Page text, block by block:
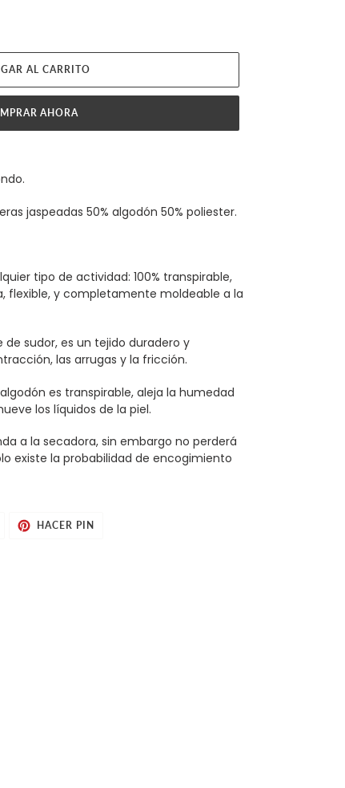
AL CARRITO
AHORA
jaspeadas 50% algodón 50% poliester.
tipo de actividad: 100% transpirable,
flexible, y completamente moldeable a la
sudor, es un tejido duradero y
las arrugas y la fricción.
es transpirable, aleja la humedad
los líquidos de la piel.
a la secadora, sin embargo no perderá
existe la probabilidad de encogimiento
TUITEARHACER PINPINEAR
EN